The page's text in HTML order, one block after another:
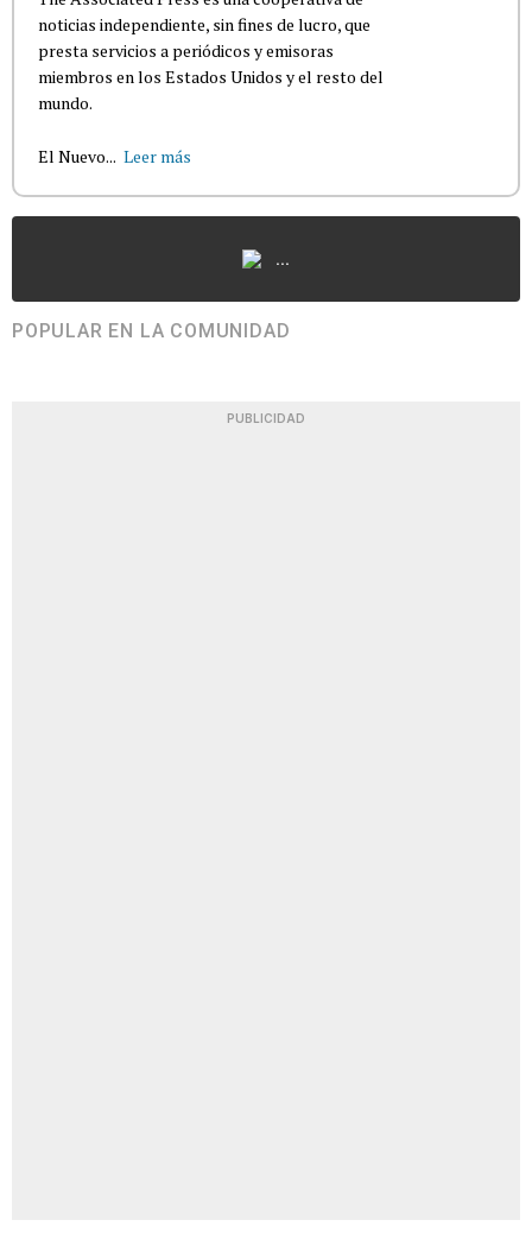
noticias independiente, sin fines de lucro, que
presta servicios a periódicos y emisoras
miembros en los Estados Unidos y el resto del
mundo.
El Nuevo... Leer más
...
POPULAR EN LA COMUNIDAD
PUBLICIDAD